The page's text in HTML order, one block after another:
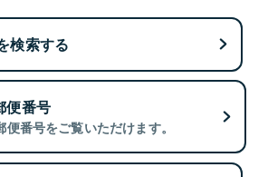
検索する
便番号
番号をご覧いただけます。